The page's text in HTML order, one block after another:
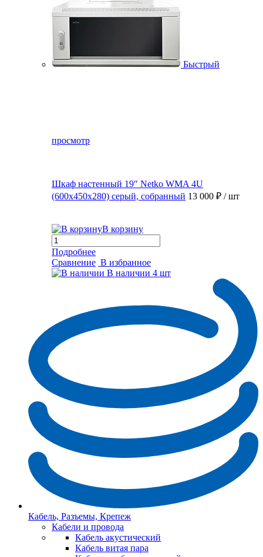
Быстрый
просмотр
Шкаф настенный 19″ Netko WMA 4U
(600x450x280) серый, собранный 13 000 ₽ / шт
В корзину
Подробнее
Сравнение В избранное
В наличии 4 шт
Кабель, Разъемы, Крепеж
Кабели и провода
Кабель акустический
Кабель витая пара